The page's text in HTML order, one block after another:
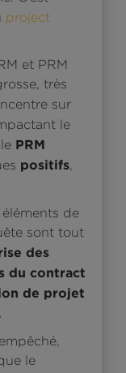
project
et PRM
très
sur
le
PRM
positifs,
de
sont tout
des
du contract
de projet
le